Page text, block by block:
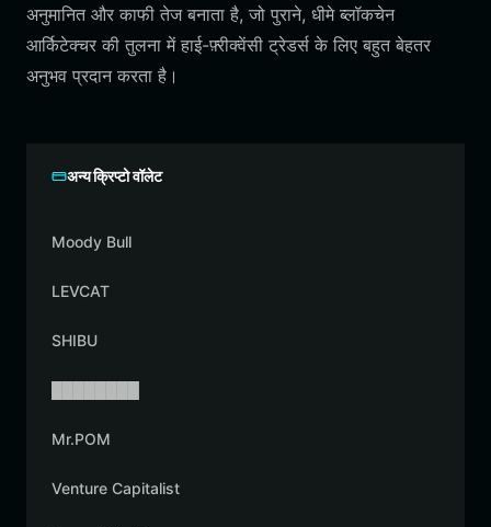
अनुमानित और काफी तेज बनाता है, जो पुराने, धीमे ब्लॉकचेन
आर्किटेक्चर की तुलना में हाई-फ़्रीक्वेंसी ट्रेडर्स के लिए बहुत बेहतर
अनुभव प्रदान करता है।
अन्य क्रिप्टो वॉलेट
Moody Bull
LEVCAT
SHIBU
Mr.POM
Venture Capitalist